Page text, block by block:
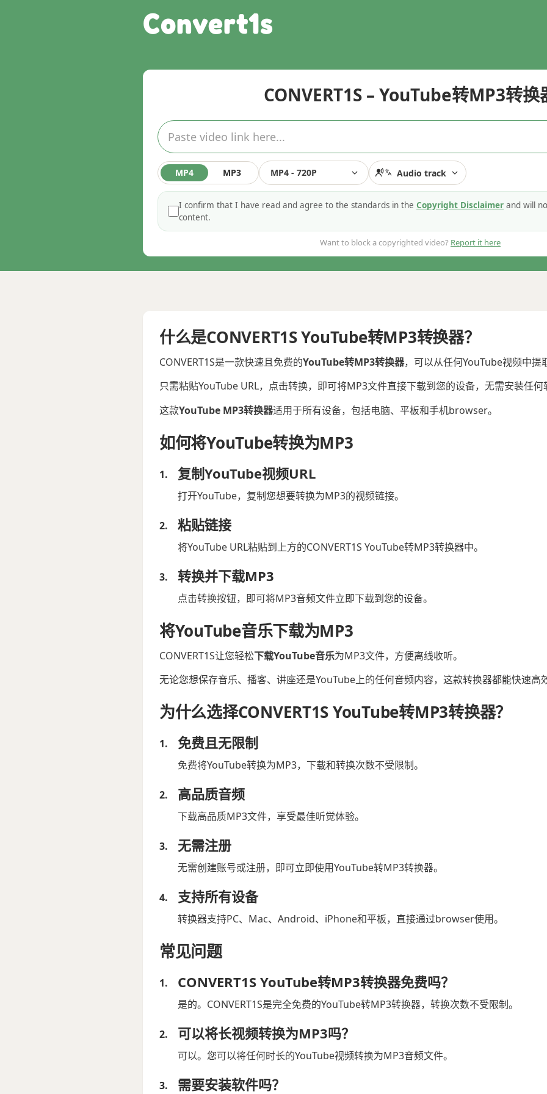
Convert1s
CONVERT1S – YouTube转MP3转换
MP4 MP3 MP4 - 720P Audio track
I confirm that I have read and agree to the standards in the Copyright Disclaimer and will
content.
Want to block a copyrighted video? Report it here
什么是CONVERT1S YouTube转MP3转换器？
CONVERT1S是一款快速且免费的YouTube转MP3转换器，可以从任何YouTube视频中提
只需粘贴YouTube URL，点击转换，即可将MP3文件直接下载到您的设备，无需安装任何
这款YouTube MP3转换器适用于所有设备，包括电脑、平板和手机browser。
如何将YouTube转换为MP3
复制YouTube视频URL
打开YouTube，复制您想要转换为MP3的视频链接。
粘贴链接
将YouTube URL粘贴到上方的CONVERT1S YouTube转MP3转换器中。
转换并下载MP3
点击转换按钮，即可将MP3音频文件立即下载到您的设备。
将YouTube音乐下载为MP3
CONVERT1S让您轻松下载YouTube音乐为MP3文件，方便离线收听。
无论您想保存音乐、播客、讲座还是YouTube上的任何音频内容，这款转换器都能快速高
为什么选择CONVERT1S YouTube转MP3转换器？
免费且无限制
免费将YouTube转换为MP3，下载和转换次数不受限制。
高品质音频
下载高品质MP3文件，享受最佳听觉体验。
无需注册
无需创建账号或注册，即可立即使用YouTube转MP3转换器。
支持所有设备
转换器支持PC、Mac、Android、iPhone和平板，直接通过browser使用。
常见问题
CONVERT1S YouTube转MP3转换器免费吗？
是的。CONVERT1S是完全免费的YouTube转MP3转换器，转换次数不受限制。
可以将长视频转换为MP3吗？
可以。您可以将任何时长的YouTube视频转换为MP3音频文件。
需要安装软件吗？